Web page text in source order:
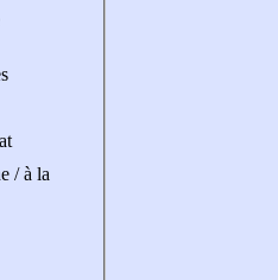
/ à la